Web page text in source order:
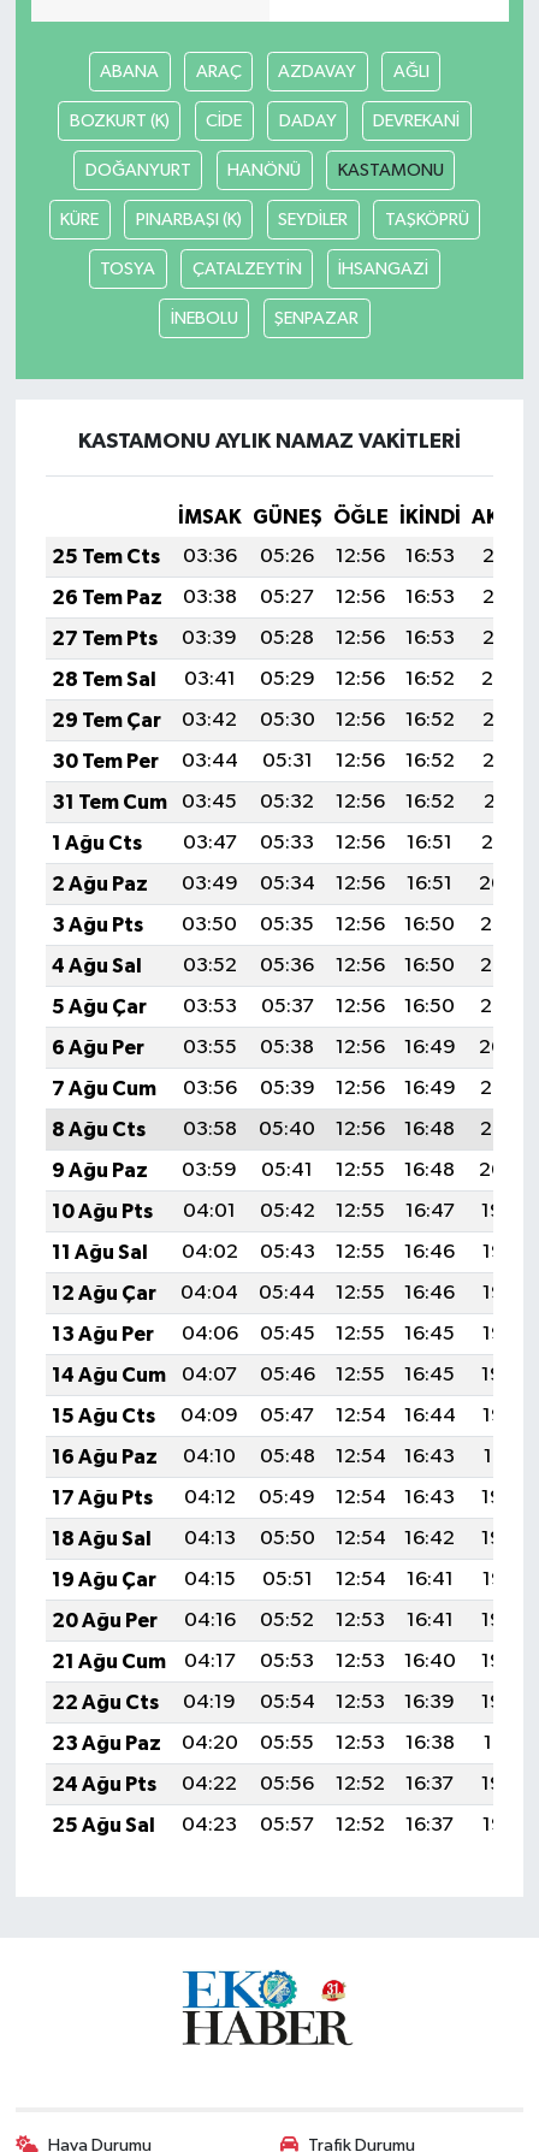
ABANA ARAÇ AZDAVAY AĞLI
BOZKURT (K) CİDE DADAY DEVREKANİ
DOĞANYURT HANÖNÜ KASTAMONU
KÜRE PINARBAŞI (K) SEYDİLER TAŞKÖPRÜ
TOSYA ÇATALZEYTİN İHSANGAZİ
İNEBOLU ŞENPAZAR
KASTAMONU AYLIK NAMAZ VAKITLERI
İMSAK GÜNEŞ ÖĞLE İKINDI
25 Tem Cts
03:36 05:26 12:56 16:53
20:17
26 Tem Paz
03:38 05:27 12:56 16:53
20:16
27 Tem Pts
03:39 05:28 12:56 16:53
20:15
28 Tem Sal
03:41 05:29 12:56 16:52
20:14
29 Tem Çar
03:42 05:30 12:56 16:52
20:13
30 Tem Per
03:44 05:31 12:56 16:52
20:12
31 Tem Cum
03:45 05:32 12:56 16:52
20:11
1 Ağu Cts
03:47 05:33 12:56 16:51
20:10
2 Ağu Paz
03:49 05:34 12:56 16:51
20:09
3 Ağu Pts
03:50 05:35 12:56 16:50
20:08
4 Ağu Sal
03:52 05:36 12:56 16:50
20:07
5 Ağu Çar
03:53 05:37 12:56 16:50
20:05
6 Ağu Per
03:55 05:38 12:56 16:49
20:04
7 Ağu Cum
03:56 05:39 12:56 16:49
20:03
8 Ağu Cts
03:58 05:40 12:56 16:48
20:02
9 Ağu Paz
03:59 05:41 12:55 16:48
20:00
10 Ağu Pts
04:01 05:42 12:55 16:47
19:59
11 Ağu Sal
04:02 05:43 12:55 16:46
19:58
12 Ağu Çar
04:04 05:44 12:55 16:46
19:57
13 Ağu Per
04:06 05:45 12:55 16:45
19:55
14 Ağu Cum
04:07 05:46 12:55 16:45
19:54
15 Ağu Cts
04:09 05:47 12:54 16:44
19:52
16 Ağu Paz
04:10 05:48 12:54 16:43
19:51
17 Ağu Pts
04:12 05:49 12:54 16:43
19:50
18 Ağu Sal
04:13 05:50 12:54 16:42
19:48
19 Ağu Çar
04:15 05:51 12:54 16:41
19:47
20 Ağu Per
04:16 05:52 12:53 16:41
19:45
21 Ağu Cum
04:17 05:53 12:53 16:40
19:44
22 Ağu Cts
04:19 05:54 12:53 16:39
19:42
23 Ağu Paz
04:20 05:55 12:53 16:38
19:41
24 Ağu Pts
04:22 05:56 12:52 16:37
19:39
25 Ağu Sal
04:23 05:57 12:52 16:37 19:38
Hava Durumu Trafik Durumu